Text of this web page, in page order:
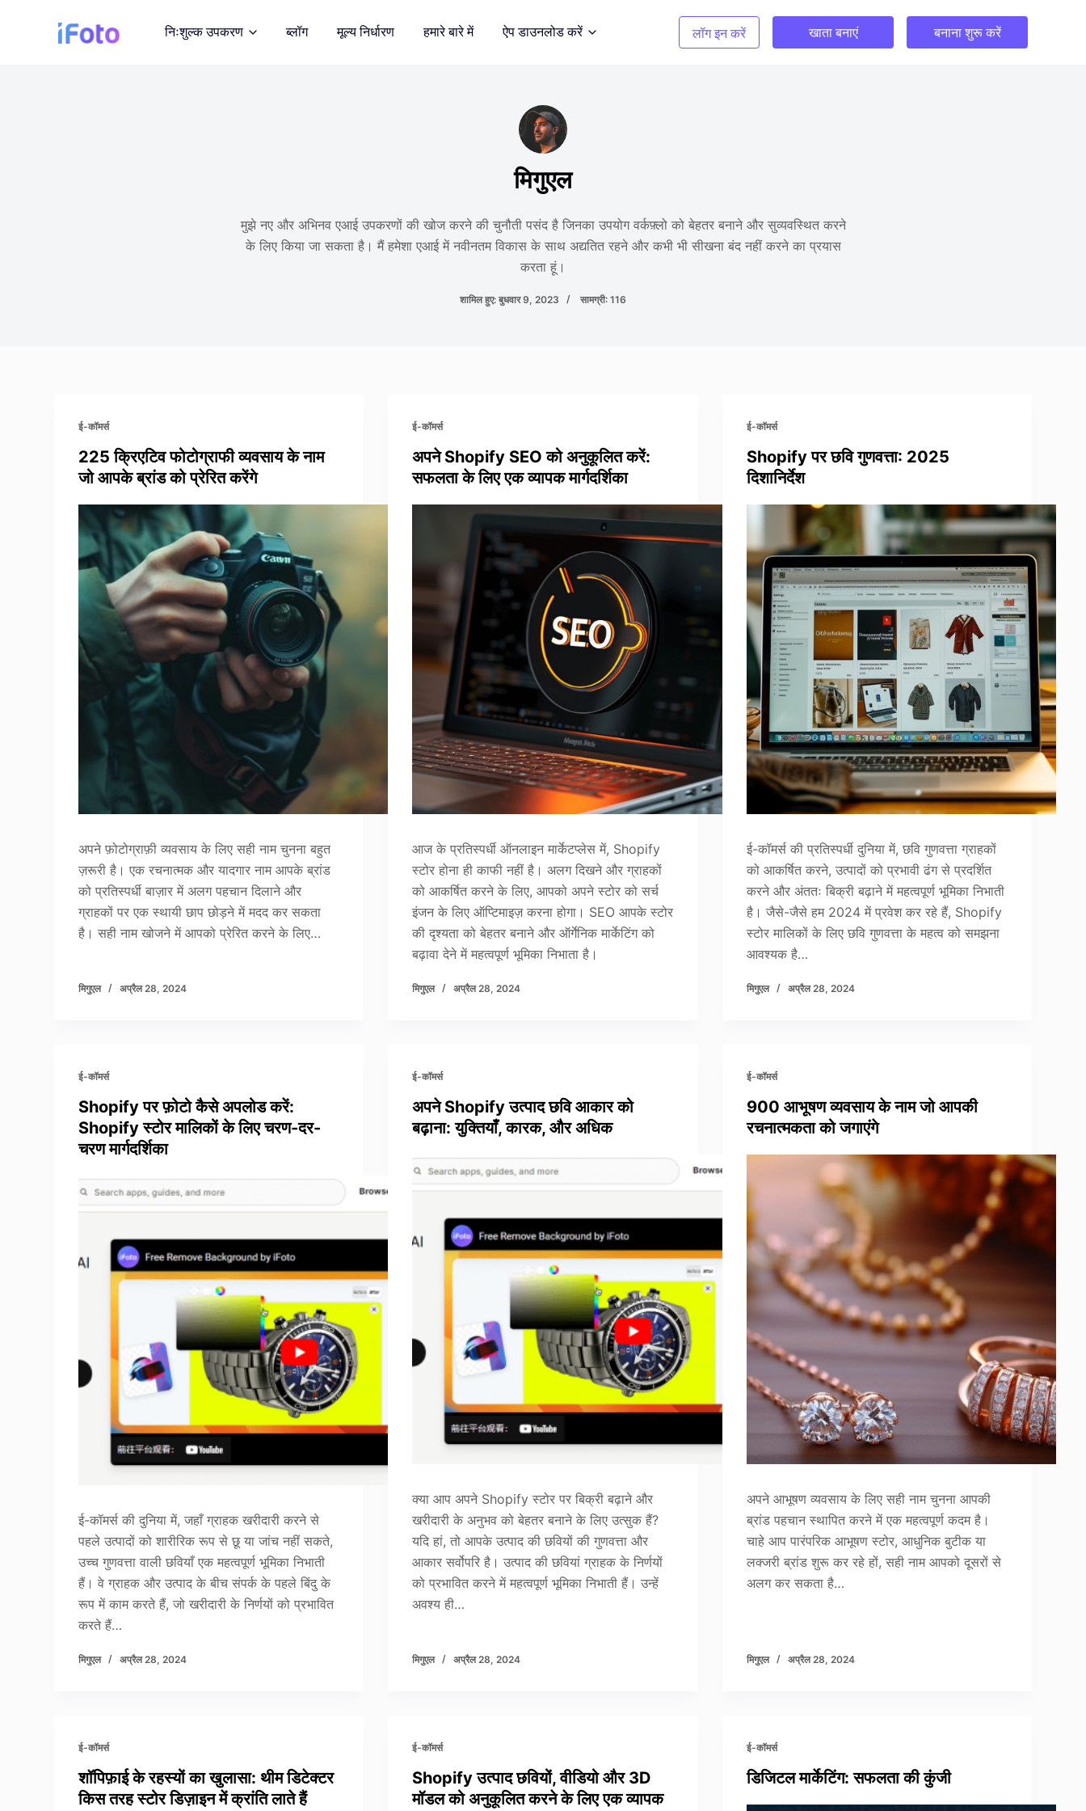
निःशुल्क उपकरण
सफाई चित्र
अवांछित वस्तुओं को हटाएँ
कपड़ों का रंग बदलना
छवि पुनः कॉपीराइट बैकग्राउंड रिमूवर
पारदर्शी, या किसी भी रंग की पृष्ठभूमि
ब्लॉग मूल्य निर्धारण हमारे बारे में ऐप डाउनलोड करें लॉग इन करें खाता बनाएं बनाना शुरू करें
मिगुएल
मुझे नए और अभिनव एआई उपकरणों की खोज करने की चुनौती पसंद है जिनका उपयोग वर्कफ़्लो को बेहतर बनाने और सुव्यवस्थित करने
के लिए किया जा सकता है। मैं हमेशा एआई में नवीनतम विकास के साथ अद्यतित रहने और कभी भी सीखना बंद नहीं करने का प्रयास
करता हूं।
शामिल हुए: बुधवार 9, 2023 सामग्री: 116
ई-कॉमर्स
225 क्रिएटिव फोटोग्राफी व्यवसाय के नाम
जो आपके ब्रांड को प्रेरित करेंगे
अपने फ़ोटोग्राफ़ी व्यवसाय के लिए सही नाम चुनना बहुत
ज़रूरी है। एक रचनात्मक और यादगार नाम आपके ब्रांड
को प्रतिस्पर्धी बाज़ार में अलग पहचान दिलाने और
ग्राहकों पर एक स्थायी छाप छोड़ने में मदद कर सकता
है। सही नाम खोजने में आपको प्रेरित करने के लिए…
मिगुएल अप्रैल 28, 2024
ई-कॉमर्स
अपने Shopify SEO को अनुकूलित करें:
सफलता के लिए एक व्यापक मार्गदर्शिका
आज के प्रतिस्पर्धी ऑनलाइन मार्केटप्लेस में, Shopify
स्टोर होना ही काफी नहीं है। अलग दिखने और ग्राहकों
को आकर्षित करने के लिए, आपको अपने स्टोर को सर्च
इंजन के लिए ऑप्टिमाइज़ करना होगा। SEO आपके स्टोर
की दृश्यता को बेहतर बनाने और ऑर्गेनिक मार्केटिंग को
बढ़ावा देने में महत्वपूर्ण भूमिका निभाता है।
मिगुएल अप्रैल 28, 2024
ई-कॉमर्स
Shopify पर छवि गुणवत्ता: 2025
दिशानिर्देश
ई-कॉमर्स की प्रतिस्पर्धी दुनिया में, छवि गुणवत्ता ग्राहकों
को आकर्षित करने, उत्पादों को प्रभावी ढंग से प्रदर्शित
करने और अंततः बिक्री बढ़ाने में महत्वपूर्ण भूमिका निभाती
है। जैसे-जैसे हम 2024 में प्रवेश कर रहे हैं, Shopify
स्टोर मालिकों के लिए छवि गुणवत्ता के महत्व को समझना
आवश्यक है…
मिगुएल अप्रैल 28, 2024
ई-कॉमर्स
Shopify पर फ़ोटो कैसे अपलोड करें:
Shopify स्टोर मालिकों के लिए चरण-दर-
चरण मार्गदर्शिका
ई-कॉमर्स की दुनिया में, जहाँ ग्राहक खरीदारी करने से
पहले उत्पादों को शारीरिक रूप से छू या जांच नहीं सकते,
उच्च गुणवत्ता वाली छवियाँ एक महत्वपूर्ण भूमिका निभाती
हैं। वे ग्राहक और उत्पाद के बीच संपर्क के पहले बिंदु के
रूप में काम करते हैं, जो खरीदारी के निर्णयों को प्रभावित
करते हैं…
मिगुएल अप्रैल 28, 2024
ई-कॉमर्स
अपने Shopify उत्पाद छवि आकार को
बढ़ाना: युक्तियाँ, कारक, और अधिक
क्या आप अपने Shopify स्टोर पर बिक्री बढ़ाने और
खरीदारी के अनुभव को बेहतर बनाने के लिए उत्सुक हैं?
यदि हां, तो आपके उत्पाद की छवियों की गुणवत्ता और
आकार सर्वोपरि है। उत्पाद की छवियां ग्राहक के निर्णयों
को प्रभावित करने में महत्वपूर्ण भूमिका निभाती हैं। उन्हें
अवश्य ही…
मिगुएल अप्रैल 28, 2024
ई-कॉमर्स
900 आभूषण व्यवसाय के नाम जो आपकी
रचनात्मकता को जगाएंगे
अपने आभूषण व्यवसाय के लिए सही नाम चुनना आपकी
ब्रांड पहचान स्थापित करने में एक महत्वपूर्ण कदम है।
चाहे आप पारंपरिक आभूषण स्टोर, आधुनिक बुटीक या
लक्जरी ब्रांड शुरू कर रहे हों, सही नाम आपको दूसरों से
अलग कर सकता है…
मिगुएल अप्रैल 28, 2024
ई-कॉमर्स
शॉपिफ़ाई के रहस्यों का खुलासा: थीम डिटेक्टर
किस तरह स्टोर डिज़ाइन में क्रांति लाते हैं
ई-कॉमर्स
Shopify उत्पाद छवियों, वीडियो और 3D
मॉडल को अनुकूलित करने के लिए एक व्यापक
ई-कॉमर्स
डिजिटल मार्केटिंग: सफलता की कुंजी